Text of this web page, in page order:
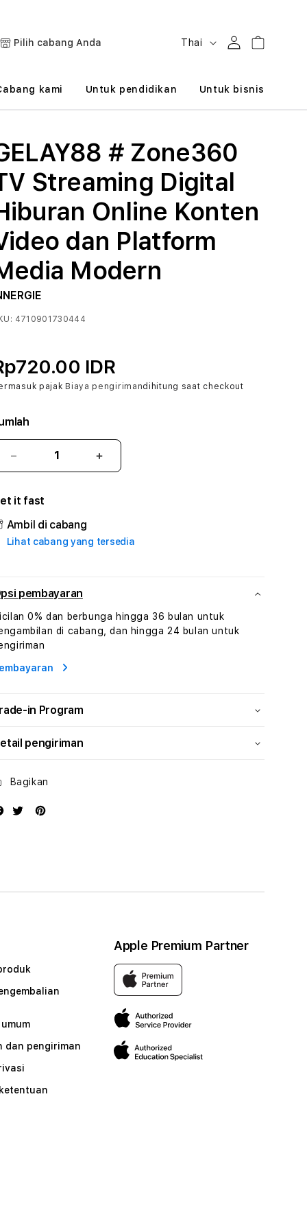
Pilih cabang Anda
B
h
a
Thai MasukKeranjang
kami Untuk pendidikan Untuk bisnis
# Zone360
Streaming Digital
Online Konten
dan Platform
Modern
4710901730444
IDR
pajak Biaya pengirimandihitung saat checkout
Kurangi
jumlah
GELAY88
#
Zone360
TV
Hiburan
Konten
Video
dan
Platform
Media
Tambah
jumlah
Zone360
TV
Konten
Video
it fast
Ambil di cabang
Lihat cabang yang tersedia
pembayaran
0% dan berbunga hingga 36 bulan untuk
di cabang, dan hingga 24 bulan untuk
in Program
pengiriman
Bagikan
dan pengiriman
Apple Premium Partner